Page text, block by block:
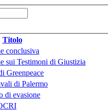
Titolo
conclusiva
sui Testimoni di Giustizia
Greenpeace
di Palermo
di evasione